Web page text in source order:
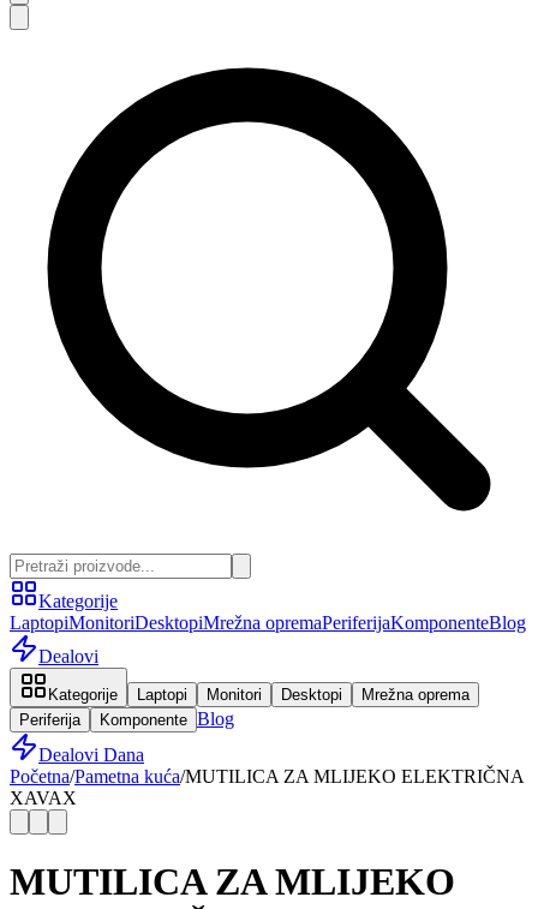
Kategorije
LaptopiMonitoriDesktopiMrežna opremaPeriferijaKomponenteBlog
Dealovi
Kategorije Laptopi Monitori Desktopi
Mrežna oprema
Periferija
Komponente Blog
Dealovi Dana
Početna/Pametna kuća/MUTILICA ZA MLIJEKO ELEKTRIČNA
XAVAX
MUTILICA ZA MLIJEKO